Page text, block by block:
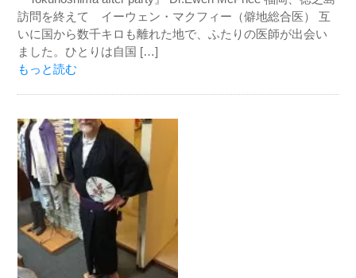
訪問を終えて イーウェン・マクフィー（僻地総合医） 互
いに国から数千キロも離れた地で、ふたりの医師が出会い
ました。ひとりは自国 […]
もっと読む